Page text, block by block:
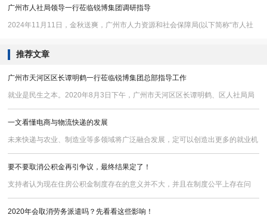
项目的开发、跟进及落地;3、协助部门
锐博前行的各级领导、广大客户、合作伙伴及社会各界友人，致以最深的感激之
情，并献上新年最诚挚的祝福!时光无痕，奋斗有声。回望2024，面对复杂的国
重重挑战，实现了逆势增长。集团业务稳健推进，年
广州市人社局领导一行莅临锐博集团调研指导
2024年11月11日，金秋送爽，广州市人力资源和社会保障局(以下简称“市人社
察活动。此次调研不仅彰显了市人社局对锐博集团在人力资源服务领域卓越贡献
和诚挚的感谢。在随后的座谈会上，姚董事长
推荐文章
广州市天河区区长谭明鹤一行莅临锐博集团总部指导工作
就业是民生之本。2020年8月3日下午，广州市天河区区长谭明鹤、区人社局局
长石泽润一行莅临锐博集团总部进行就业调研、指导工作，集团董事长姚远、副
总裁叶志亮、副总经理冯元曦等接待了调研小组，并举行了座谈会。
一文看懂电商与物流快递的发展
未来快递与农业、制造业等多领域将广泛融合发展，定可以创造出更多的就业机
会，为大众提供更多的自主就业、创业的机会和空间。
要不要取消公积金再引争议，最终结果定了！
支持者认为现在住房公积金制度存在的意义并不大，并且在制度公平上存在问
题，取消则可为企业减负。
2020年会取消劳务派遣吗？先看看这些影响！